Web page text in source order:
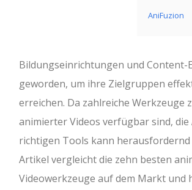
AniFuzion
Bildungseinrichtungen und Content-
geworden, um ihre Zielgruppen
erreichen. Da zahlreiche Werkzeuge
animierter Videos verfügbar sind, die
richtigen Tools kann herausfordernd
Artikel vergleicht die zehn besten
Videowerkzeuge auf dem Markt und